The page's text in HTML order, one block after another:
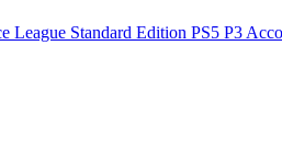
League Standard Edition PS5 P3